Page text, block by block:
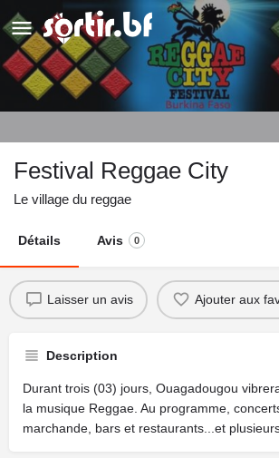
Festival Reggae City
Le village du reggae
Détails Avis 0
Laisser un avis Ajouter aux
Description
Durant trois (03) jours, Ouagadougou
la musique Reggae. Au programme,
marchande, bars et restaurants...et